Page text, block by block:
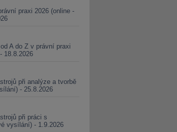
praxi 2026 (online -
A do Z v právní praxi
18.8.2026
při analýze a tvorbě
- 25.8.2026
při práci s
vysílání) - 1.9.2026